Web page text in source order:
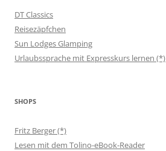
DT Classics
Reisezäpfchen
Sun Lodges Glamping
Urlaubssprache mit Expresskurs lernen (*)
SHOPS
Fritz Berger (*)
Lesen mit dem Tolino-eBook-Reader